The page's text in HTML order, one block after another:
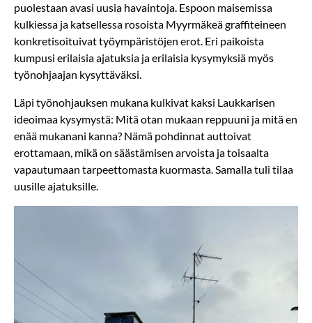
puolestaan avasi uusia havaintoja. Espoon maisemissa
kulkiessa ja katsellessa rosoista Myyrmäkeä graffiteineen
konkretisoituivat työympäristöjen erot. Eri paikoista
kumpusi erilaisia ajatuksia ja erilaisia kysymyksiä myös
työnohjaajan kysyttäväksi.
Läpi työnohjauksen mukana kulkivat kaksi Laukkarisen
ideoimaa kysymystä: Mitä otan mukaan reppuuni ja mitä en
enää mukanani kanna? Nämä pohdinnat auttoivat
erottamaan, mikä on säästämisen arvoista ja toisaalta
vapautumaan tarpeettomasta kuormasta. Samalla tuli tilaa
uusille ajatuksille.